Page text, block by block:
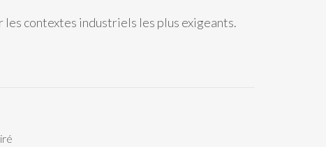
contextes industriels les plus exigeants.